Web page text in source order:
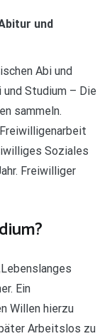
und
Abi und
Studium – Die
sammeln.
Soziales
Freiwilliger
Ein
Willen hierzu
Arbeitslos zu